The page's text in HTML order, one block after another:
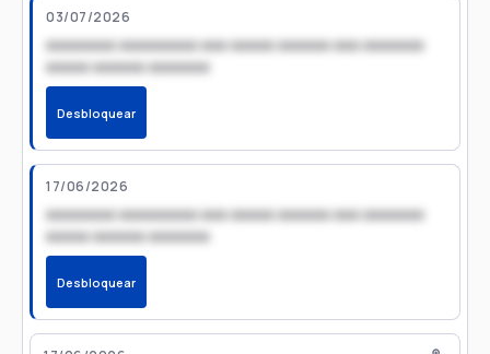
03/07/2026
xxxxxxxx xxxxxxxxx xxx xxxxx xxxxxx xxx xxxxxxx
xxxxx xxxxxx xxxxxxx
Desbloquear
17/06/2026
xxxxxxxx xxxxxxxxx xxx xxxxx xxxxxx xxx xxxxxxx
xxxxx xxxxxx xxxxxxx
Desbloquear